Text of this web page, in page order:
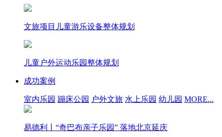
文旅项目儿童游乐设备整体规划
儿童户外运动乐园整体规划
成功案例
室内乐园 蹦床公园 户外文旅 水上乐园 幼儿园 MORE...
易德利丨“奇巴布亲子乐园” 落地北京延庆